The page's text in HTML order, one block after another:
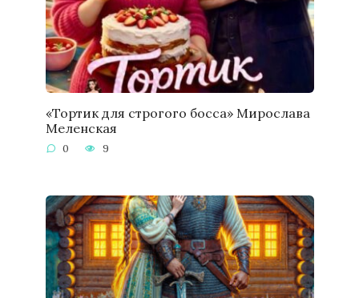
«Тортик для строгого босса» Мирослава
Меленская
0 9